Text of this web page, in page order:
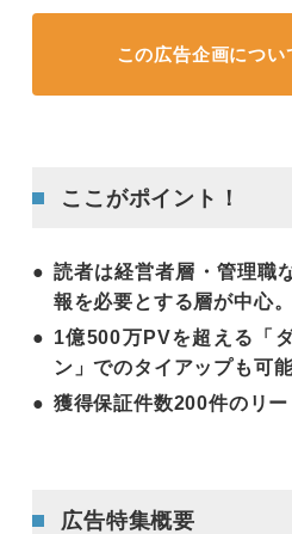
この広告企画につい
ここがポイント！
読者は経営者層・管理職
報を必要とする層が中心。
1億500万PVを超える「
ン」でのタイアップも可能
獲得保証件数200件のリー
広告特集概要